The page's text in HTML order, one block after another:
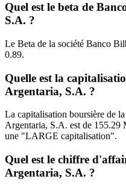
Quel est le beta de
S.A. ?
Le Beta de la société Banco
0.89.
Quelle est la
Argentaria, S.A. ?
La capitalisation boursière de
Argentaria, S.A. est de
une "LARGE capitalisation".
Quel est le chiffre
Argentaria, S.A. ?